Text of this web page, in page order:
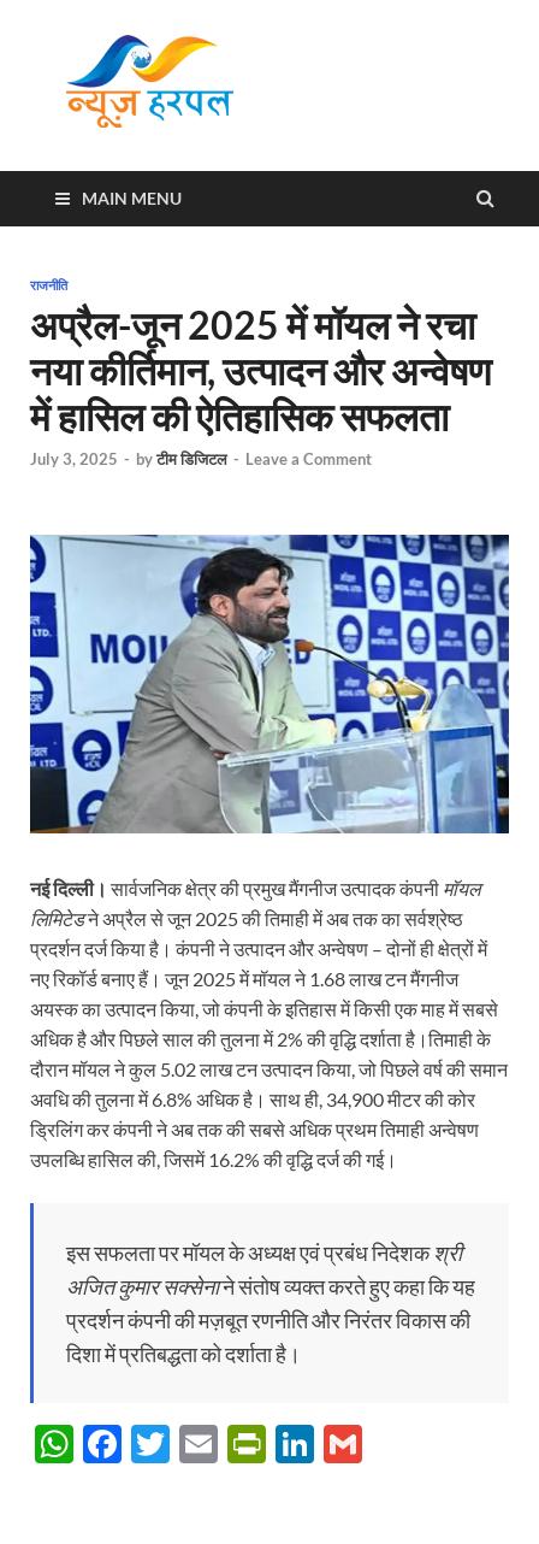
MAIN MENU
राजनीति
अप्रैल-जून 2025 में मॉयल ने रचा
नया कीर्तिमान, उत्पादन और अन्वेषण
में हासिल की ऐतिहासिक सफलता
July 3, 2025 - byटीम डिजिटल - Leave a Comment
नई दिल्ली।सार्वजनिक क्षेत्र की प्रमुख मैंगनीज उत्पादक कंपनी मॉयल
लिमिटेडने अप्रैल से जून 2025 की तिमाही में अब तक का सर्वश्रेष्ठ
प्रदर्शन दर्ज किया है। कंपनी ने उत्पादन और अन्वेषण – दोनों ही क्षेत्रों में
नए रिकॉर्ड बनाए हैं। जून 2025 में मॉयल ने 1.68 लाख टन मैंगनीज
अयस्क का उत्पादन किया, जो कंपनी के इतिहास में किसी एक माह में सबसे
अधिक है और पिछले साल की तुलना में 2% की वृद्धि दर्शाता है।तिमाही के
दौरान मॉयल ने कुल 5.02 लाख टन उत्पादन किया, जो पिछले वर्ष की समान
अवधि की तुलना में 6.8% अधिक है। साथ ही, 34,900 मीटर की कोर
ड्रिलिंग कर कंपनी ने अब तक की सबसे अधिक प्रथम तिमाही अन्वेषण
उपलब्धि हासिल की, जिसमें 16.2% की वृद्धि दर्ज की गई।
इस सफलता पर मॉयल के अध्यक्ष एवं प्रबंध निदेशकश्री
अजित कुमार सक्सेनाने संतोष व्यक्त करते हुए कहा कि यह
प्रदर्शन कंपनी की मज़बूत रणनीति और निरंतर विकास की
दिशा में प्रतिबद्धता को दर्शाता है।
W F
T
E
P
Li